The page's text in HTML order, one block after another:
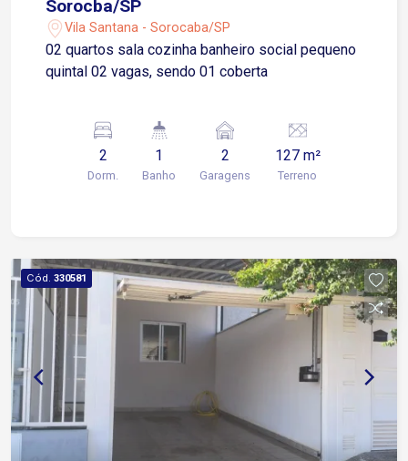
Sorocba/SP
Vila Santana - Sorocaba/SP
02 quartos sala cozinha banheiro social pequeno
quintal 02 vagas, sendo 01 coberta
2
Dorm.
1
Banho
2
Garagens
127 m²
Terreno
Cód. 330581